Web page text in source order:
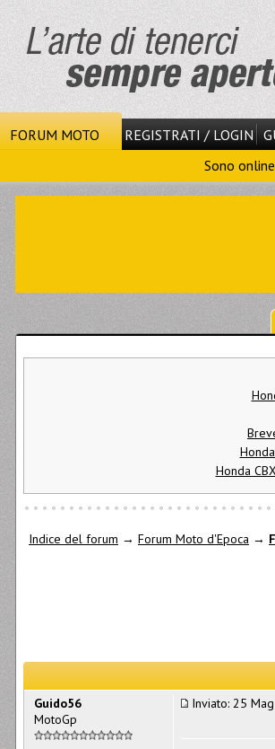
FORUM MOTO REGISTRATI / LOGIN
Sono online
Honda
Indice del forum → Forum Moto d'Epoca →
Inviato: 25
Guido56
MotoGp